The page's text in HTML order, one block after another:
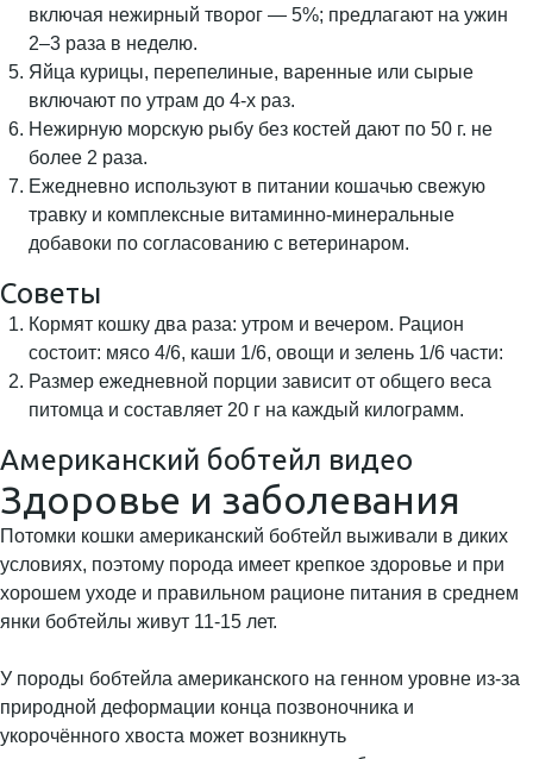
включая нежирный творог — 5%; предлагают на ужин
2–3 раза в неделю.
Яйца курицы, перепелиные, варенные или сырые
включают по утрам до 4-х раз.
Нежирную морскую рыбу без костей дают по 50 г. не
более 2 раза.
Ежедневно используют в питании кошачью свежую
травку и комплексные витаминно-минеральные
добавоки по согласованию с ветеринаром.
Советы
Кормят кошку два раза: утром и вечером. Рацион
состоит: мясо 4/6, каши 1/6, овощи и зелень 1/6 части:
Размер ежедневной порции зависит от общего веса
питомца и составляет 20 г на каждый килограмм.
Американский бобтейл видео
Здоровье и заболевания
Потомки кошки американский бобтейл выживали в диких
условиях, поэтому порода имеет крепкое здоровье и при
хорошем уходе и правильном рационе питания в среднем
янки бобтейлы живут 11-15 лет.
У породы бобтейла американского на генном уровне из-за
природной деформации конца позвоночника и
укорочённого хвоста может возникнуть